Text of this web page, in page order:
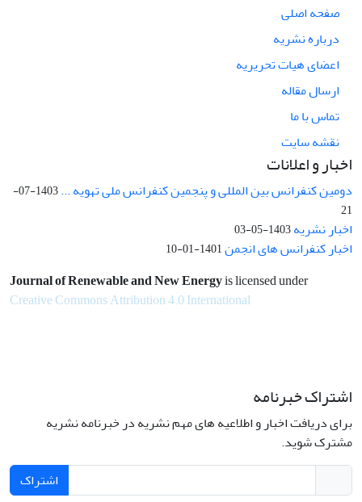
صفحه اصلی
درباره نشریه
اعضای هیات تحریریه
ارسال مقاله
تماس با ما
نقشه سایت
اخبار و اعلانات
دومین کنفرانس بین المللی و پنجمین کنفرانس ملی تهویه ...
1403-07-
21
اخبار نشریه1403-05-03
اخبار کنفرانس های انجمن1401-01-10
Journal of Renewable and New Energyis licensed under
Creative Commons Attribution 4.0 International
اشتراک خبرنامه
برای دریافت اخبار و اطلاعیه های مهم نشریه در خبرنامه نشریه
مشترک شوید.
اشتراک